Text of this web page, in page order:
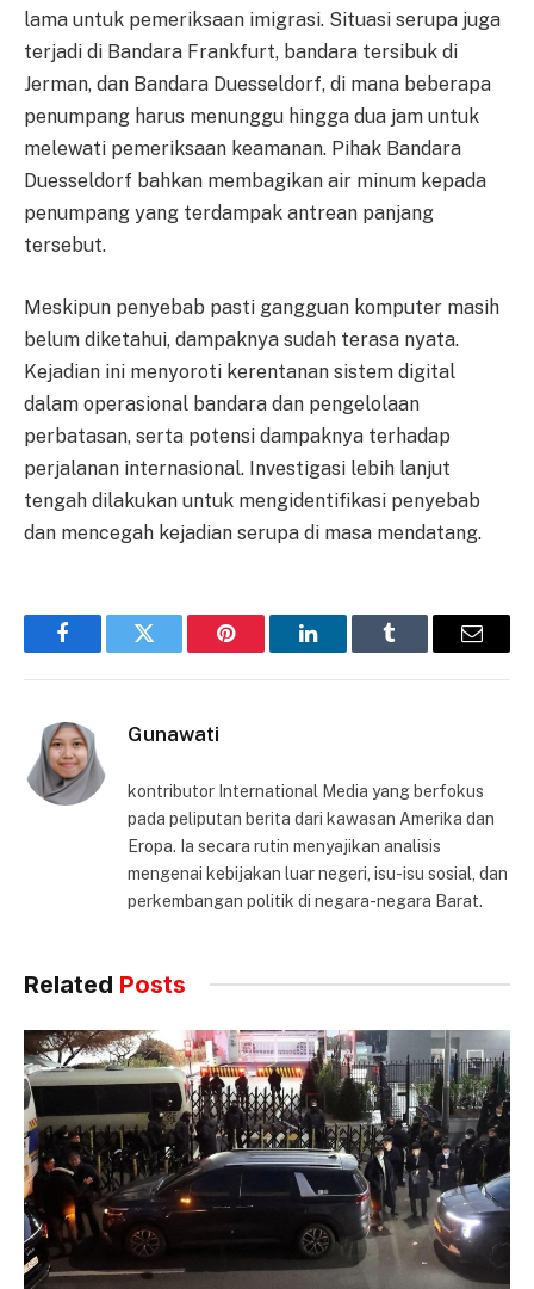
lama untuk pemeriksaan imigrasi. Situasi serupa juga
terjadi di Bandara Frankfurt, bandara tersibuk di
Jerman, dan Bandara Duesseldorf, di mana beberapa
penumpang harus menunggu hingga dua jam untuk
melewati pemeriksaan keamanan. Pihak Bandara
Duesseldorf bahkan membagikan air minum kepada
penumpang yang terdampak antrean panjang
tersebut.
Meskipun penyebab pasti gangguan komputer masih
belum diketahui, dampaknya sudah terasa nyata.
Kejadian ini menyoroti kerentanan sistem digital
dalam operasional bandara dan pengelolaan
perbatasan, serta potensi dampaknya terhadap
perjalanan internasional. Investigasi lebih lanjut
tengah dilakukan untuk mengidentifikasi penyebab
dan mencegah kejadian serupa di masa mendatang.
FacebookTwitter Pinterest LinkedInTumblr Email
Gunawati
kontributor International Media yang berfokus
pada peliputan berita dari kawasan Amerika dan
Eropa. Ia secara rutin menyajikan analisis
mengenai kebijakan luar negeri, isu-isu sosial, dan
perkembangan politik di negara-negara Barat.
Related Posts